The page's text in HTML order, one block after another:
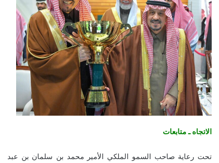
الاتجاه ـ متابعات
تحت رعاية صاحب السمو الملكي الأمير محمد بن سلمان بن عبد